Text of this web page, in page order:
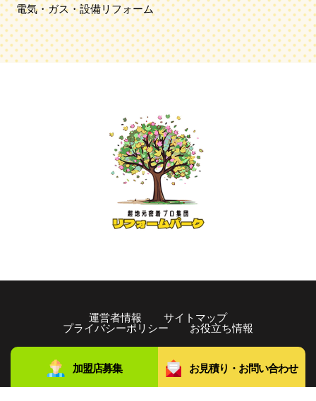
電気・ガス・設備リフォーム
運営者情報
サイトマップ
プライバシーポリシー
お役立ち情報
加盟店募集
お見積り・お問い合わせ